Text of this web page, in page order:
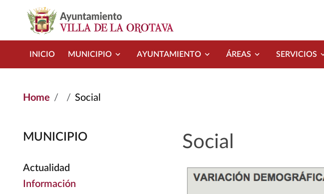
INICIO MUNICIPIO AYUNTAMIENTO ÁREAS SERVICIOS
Home Social
MUNICIPIO
Actualidad
Información
Social